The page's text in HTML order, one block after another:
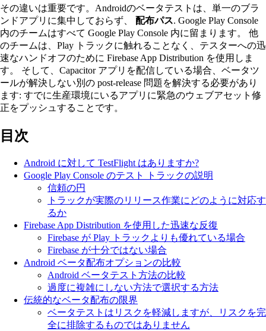
その違いは重要です。Androidのベータテストは、単一のブラ
ンドアプリに集中しておらず、 配布パス. Google Play Console
内のチームはすべて Google Play Console 内に留まります。 他
のチームは、Play トラックに触れることなく、テスターへの迅
速なハンドオフのために Firebase App Distribution を使用しま
す。 そして、Capacitor アプリを配信している場合、ベータツ
ールが解決しない別の post-release 問題を解決する必要があり
ます: すでに生産環境にいるアプリに緊急のウェブアセット修
正をプッシュすることです。
目次
Android に対して TestFlight はありますか?
Google Play Console のテスト トラックの説明
信頼の円
トラックが実際のリリース作業にどのように対応す
るか
Firebase App Distribution を使用した迅速な反復
Firebase が Play トラックよりも優れている場合
Firebase が十分ではない場合
Android ベータ配布オプションの比較
Android ベータテスト方法の比較
過度に複雑にしない方法で選択する方法
伝統的なベータ配布の限界
ベータテストはリスクを軽減しますが、リスクを完
全に排除するものではありません